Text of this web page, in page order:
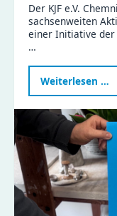
Der KJF e.V.
sachsenweiten
einer Initiative der
…
Weiterlesen …
die